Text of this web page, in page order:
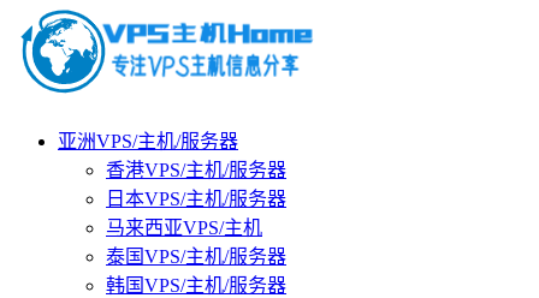
亚洲VPS/主机/服务器
香港VPS/主机/服务器
日本VPS/主机/服务器
马来西亚VPS/主机
泰国VPS/主机/服务器
韩国VPS/主机/服务器